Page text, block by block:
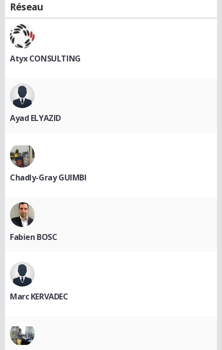
Réseau
Atyx CONSULTING
Ayad ELYAZID
Chadly-Gray GUIMBI
Fabien BOSC
Marc KERVADEC